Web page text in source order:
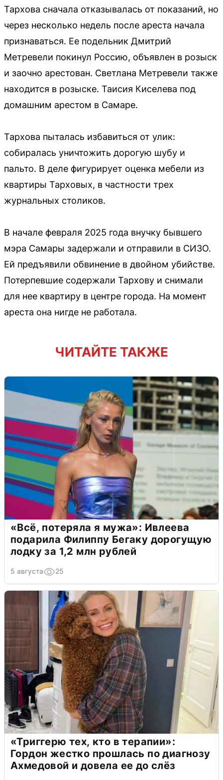
Тархова сначала отказывалась от показаний, но
через несколько недель после ареста начала
признаваться. Ее подельник Дмитрий
Метревели покинул Россию, объявлен в розыск
и заочно арестован. Светлана Метревели также
находится в розыске. Таисия Киселева под
домашним арестом в Самаре.
Тархова пыталась избавиться от улик:
собиралась уничтожить дорогую шубу и
пальто. В деле фигурирует оценка мебели из
квартиры Тарховых, в частности трех
журнальных столиков.
В начале февраля 2025 года внучку бывшего
мэра Самары задержали и отправили в СИЗО.
Ей предъявили обвинение в двойном убийстве.
Потерпевшие содержали Тархову и снимали
для нее квартиру в центре города. На момент
ареста она нигде не работала.
ЧИТАЙТЕ ТАКЖЕ
«Всё, потеряла я мужа»: Ивлеева
подарила Филиппу Бегаку дорогущую
лодку за 1,2 млн рублей
5 августа 25
«Триггерю тех, кто в терапии»:
Гордон жестко прошлась по диагнозу
Ахмедовой и довела ее до слёз